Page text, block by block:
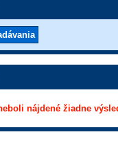
nájdené žiadne